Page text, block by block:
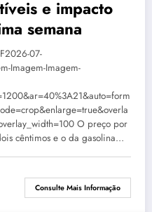
e impacto
semana
07-
Imagem-Imagem-
O preço por
cêntimos e o da gasolina…
Consulte Mais Informação